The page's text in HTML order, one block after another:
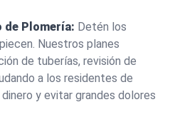
de Plomería: Detén los
Nuestros planes
de tuberías, revisión de
a los residentes de
dinero y evitar grandes dolores